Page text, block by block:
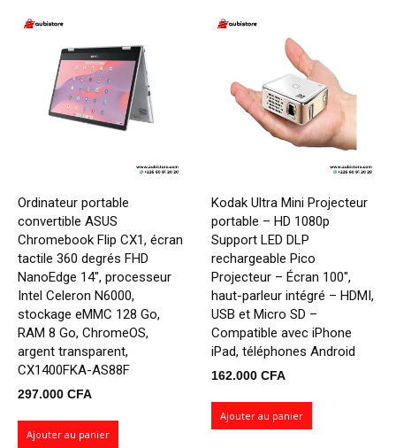
Ordinateur portable
convertible ASUS
Chromebook Flip CX1, écran
tactile 360 ​​degrés FHD
NanoEdge 14", processeur
Intel Celeron N6000,
stockage eMMC 128 Go,
RAM 8 Go, ChromeOS,
argent transparent,
CX1400FKA-AS88F
297.000 CFA
Ajouter au panier
Kodak Ultra Mini Projecteur
portable – HD 1080p
Support LED DLP
rechargeable Pico
Projecteur – Écran 100",
haut-parleur intégré – HDMI,
USB et Micro SD –
Compatible avec iPhone
iPad, téléphones Android
162.000 CFA
Ajouter au panier